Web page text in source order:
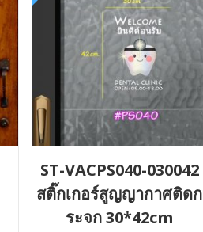
ST-VACPS040-030042
สติ๊กเกอร์สูญญากาศติดก
ระจก 30*42cm